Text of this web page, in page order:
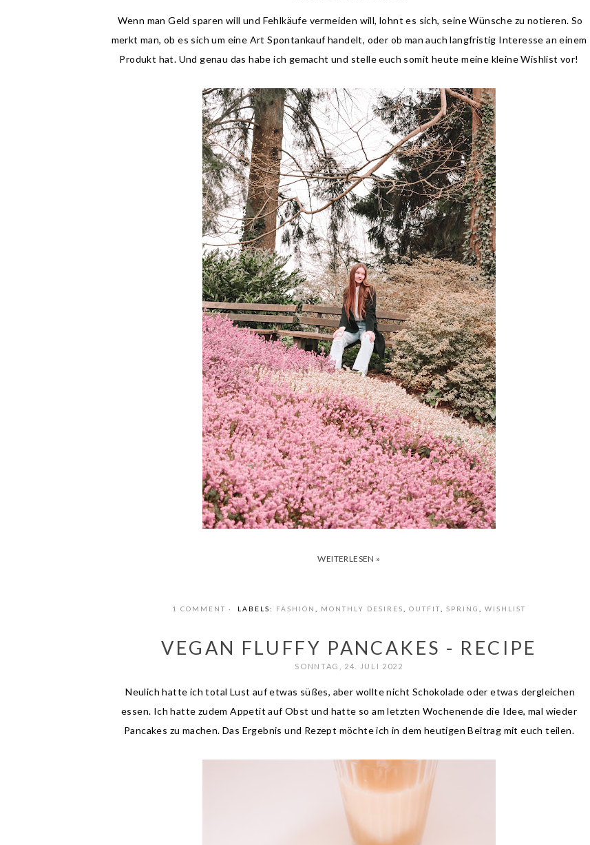
Wenn man Geld sparen will und Fehlkäufe vermeiden will, lohnt es sich, seine Wünsche zu notieren. So
merkt man, ob es sich um eine Art Spontankauf handelt, oder ob man auch langfristig Interesse an einem
Produkt hat. Und genau das habe ich gemacht und stelle euch somit heute meine kleine Wishlist vor!
WEITERLESEN »
1 COMMENT LABELS: FASHION MONTHLY DESIRES OUTFIT SPRING WISHLIST
VEGAN FLUFFY PANCAKES - RECIPE
SONNTAG, 24. JULI 2022
Neulich hatte ich total Lust auf etwas süßes, aber wollte nicht Schokolade oder etwas dergleichen
essen. Ich hatte zudem Appetit auf Obst und hatte so am letzten Wochenende die Idee, mal wieder
Pancakes zu machen. Das Ergebnis und Rezept möchte ich in dem heutigen Beitrag mit euch teilen.